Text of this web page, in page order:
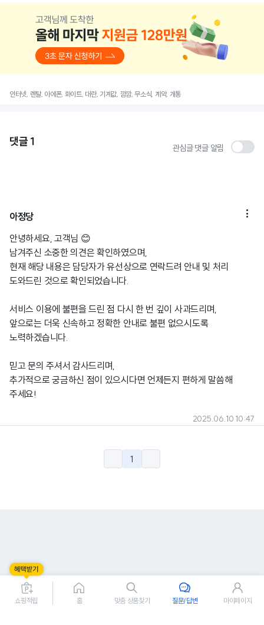
인터넷, 렌탈, 아에폰, 화이트, 대란, 기계값, 깜깜, 무소식, 계약, 개통
댓글 1 관심글 댓글 알림
아정당 
안녕하세요, 고객님 😊
남겨주신 소중한 의견은 확인하였으며,
현재 해당 내용은 담당자가 유선상으로 연락드려 안내 및 처리
도와드린 것으로 확인되었습니다.
서비스 이용에 불편을 드린 점 다시 한 번 깊이 사과드리며,
앞으로는 더욱 신속하고 정확한 안내로 불편 없으시도록
노력하겠습니다.
믿고 문의 주셔서 감사드리며,
추가적으로 궁금하신 점이 있으시다면 언제든지 편하게 말씀해
주세요!
2025.06.10 10:47
1
쇼핑적립 홈 맞춤 상품찾기 질문/답변 마이페이지